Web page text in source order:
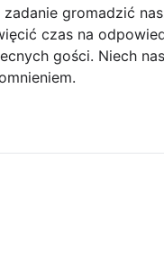
gromadzić
czas na
gości. Niech